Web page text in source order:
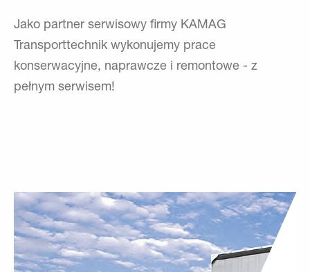
Jako partner serwisowy firmy KAMAG
Transporttechnik wykonujemy prace
konserwacyjne, naprawcze i remontowe - z
pełnym serwisem!